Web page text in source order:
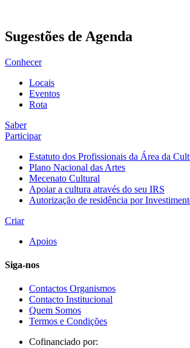
Sugestões de Agenda
Conhecer
Locais
Eventos
Rota
Saber
Participar
Estatuto dos Profissionais da Área da
Plano Nacional das Artes
Mecenato Cultural
Apoiar a cultura através do seu IRS
Autorização de residência por
Criar
Apoios
Siga-nos
Contactos Organismos
Contacto Institucional
Quem Somos
Termos e Condições
Cofinanciado por: